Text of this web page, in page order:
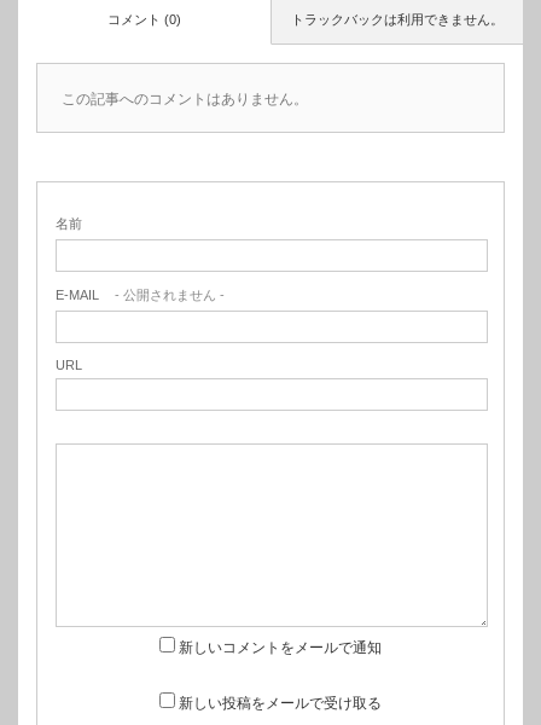
トラックバックは利用できません。
コメント (0)
この記事へのコメントはありません。
名前
E-MAIL - 公開されません -
URL
新しいコメントをメールで通知
新しい投稿をメールで受け取る